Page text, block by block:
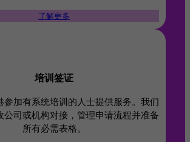
了解更多
培训签证
参加有系统培训的人士提供服务。我们
公司或机构对接，管理申请流程并准备
所有必需表格。